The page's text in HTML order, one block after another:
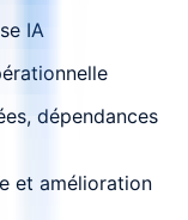
IA
dépendances
et amélioration